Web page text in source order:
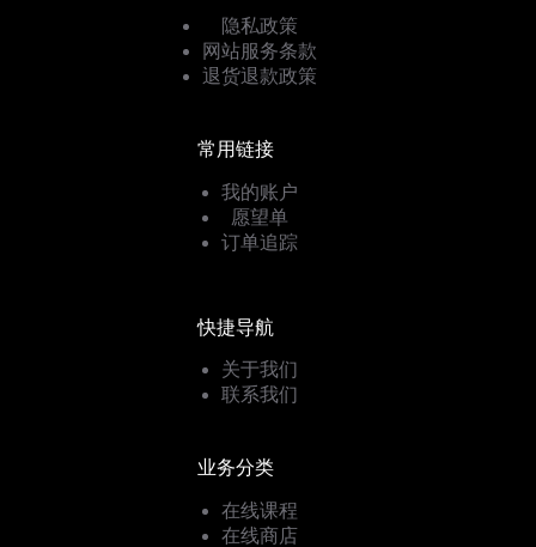
隐私政策
网站服务条款
退货退款政策
常用链接
我的账户
愿望单
订单追踪
快捷导航
关于我们
联系我们
业务分类
在线课程
在线商店